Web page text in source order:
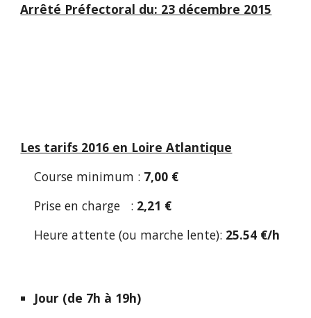
Arrêté Préfectoral du: 23 décembre 2015
Les tarifs 2016 en Loire Atlantique
Course minimum : 7,00 €
Prise en charge : 2,21 €
Heure attente (ou marche lente): 25.54 €/h
Jour (de 7h à 19h)